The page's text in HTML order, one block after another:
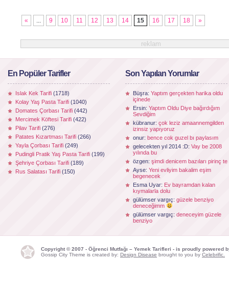
« 9 10 11 12 13 14 15 16 17 18 »
reklam
En Popüler Tarifler
Islak Kek Tarifi (1718)
Kolay Yaş Pasta Tarifi (1040)
Domates Çorbası Tarifi (442)
Mercimek Köftesi Tarifi (422)
Pilav Tarifi (276)
Patates Kızartması Tarifi (266)
Yayla Çorbası Tarifi (249)
Pudingli Pratik Yaş Pasta Tarifi (199)
Şehriye Çorbası Tarifi (189)
Rus Salatası Tarifi (150)
Son Yapılan Yorumlar
Büşra: Yaptım gerçekten harika oldu
içinede
Ersin: Yaptım Oldu Diye bağırdığım
Sevdiğim
kübranur: çok leziz amaannemgilden
izinsiz yapıyoruz
onur: bence cok guzel bı paylasım
gelecekten yıl 2014 :D: Vay be 2008
yılında bu
özgen: şimdi denicem bazıları pirinç te
Ayse: Yeni evliyim bakalim eşim
begenecek
Esma Uyar: Ev bayramdan kalan
kıymalarla dolu
gülümser vargıç: güzele benziyo
deneceğimm
gülümser vargıç: deneceyim güzele
benziyo
Copyright © 2007 - Öğrenci Mutfağı – Yemek Tarifleri - is proudly powered
Gossip City Theme is created by: Design Disease brought to you by Celebrific.